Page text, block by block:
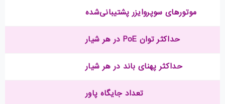
موتورهای سوپروایزر پشتیبانی‌شده
حداکثر توان PoE در هر شیار
حداکثر پهنای باند در هر شیار
تعداد جایگاه پاور